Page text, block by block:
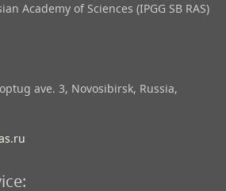
Academy of Sciences (IPGG SB RAS)
ave. 3, Novosibirsk, Russia,